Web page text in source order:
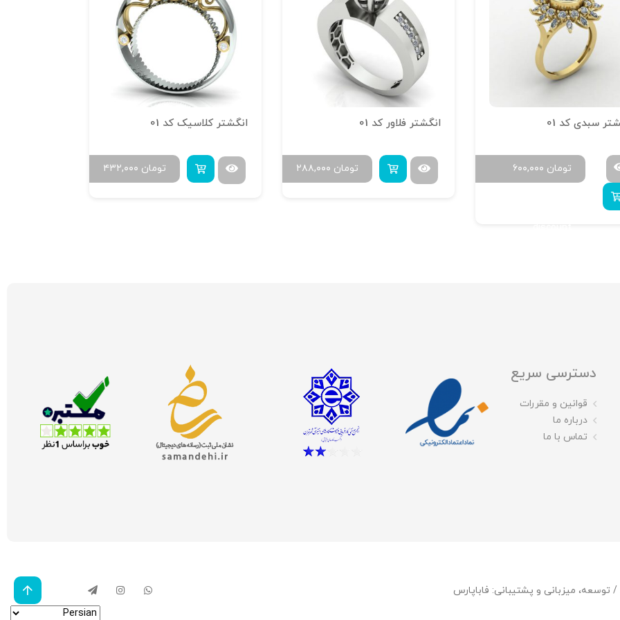
سبدی کد 01
۶۰۰,۰۰۰ تومان
انگشتر فلاور کد 01
۲۸۸,۰۰۰ تومان
انگشتر کلاسیک کد 01
۴۳۲,۰۰۰ تومان
دسترسی سریع
قوانین و مقررات
درباره ما
تماس با ما
فاباپارس